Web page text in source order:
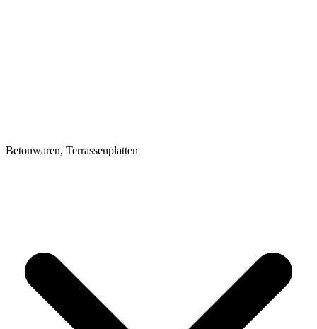
Betonwaren, Terrassenplatten